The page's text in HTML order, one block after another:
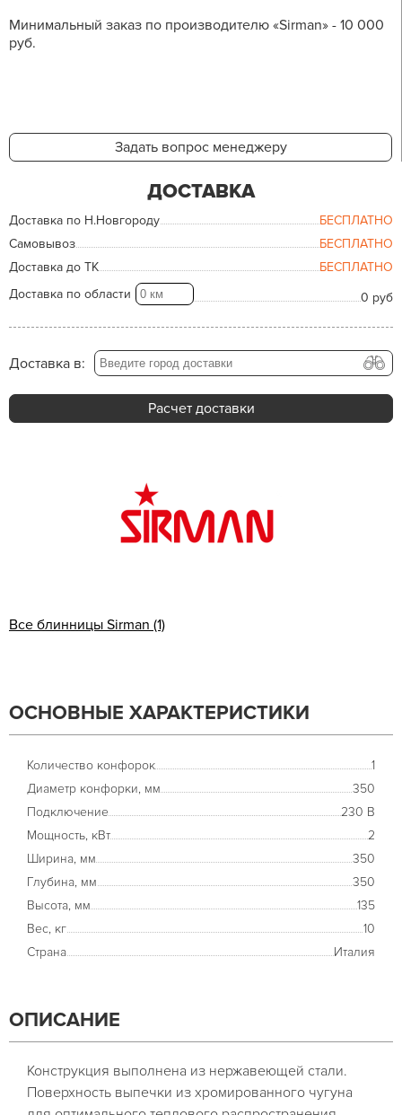
Минимальный заказ по производителю «Sirman» - 10 000
руб.
Задать вопрос менеджеру
ДОСТАВКА
Доставка по Н.Новгороду
БЕСПЛАТНО
Самовывоз
БЕСПЛАТНО
Доставка до ТК
БЕСПЛАТНО
Доставка по области
0 руб
Доставка в:
Расчет доставки
Все блинницы Sirman (1)
ОСНОВНЫЕ ХАРАКТЕРИСТИКИ
Количество конфорок
1
Диаметр конфорки, мм
350
Подключение
230 В
Мощность, кВт
2
Ширина, мм
350
Глубина, мм
350
Высота, мм
135
Вес, кг
10
Страна
Италия
ОПИСАНИЕ
Конструкция выполнена из нержавеющей стали.
Поверхность выпечки из хромированного чугуна